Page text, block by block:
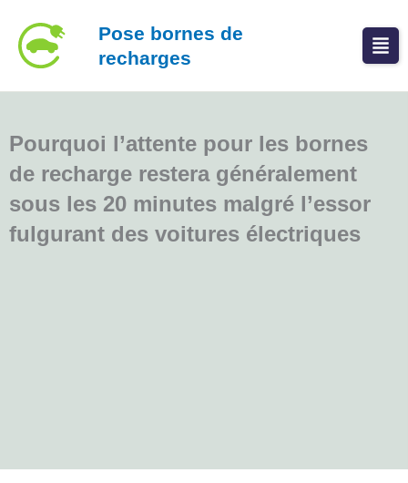
contenu
Pose bornes de
recharges
Pourquoi l’attente pour les bornes
de recharge restera généralement
sous les 20 minutes malgré l’essor
fulgurant des voitures électriques